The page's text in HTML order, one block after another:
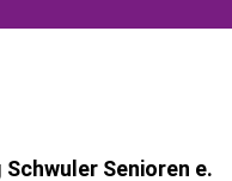
Senioren e.